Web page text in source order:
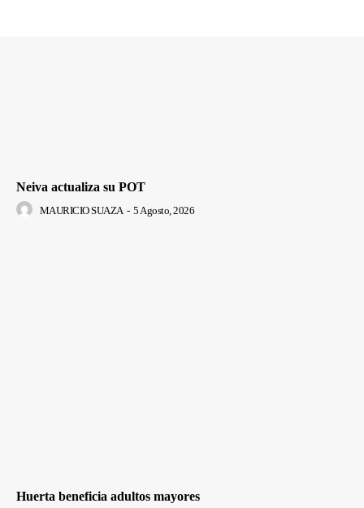
Neiva actualiza su POT
MAURICIO SUAZA - 5 Agosto, 2026
Huerta beneficia adultos mayores